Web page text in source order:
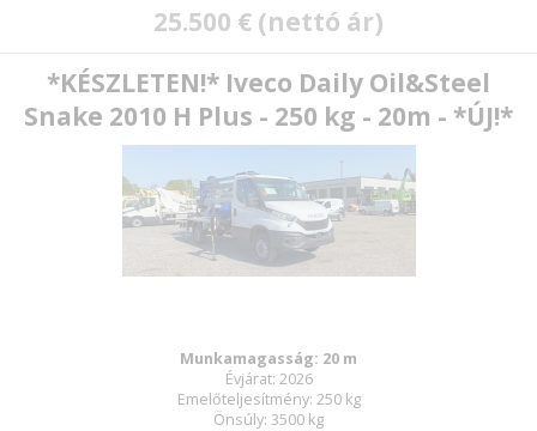
25.500 € (nettó ár)
*KÉSZLETEN!* Iveco Daily Oil&Steel
Snake 2010 H Plus - 250 kg - 20m - *ÚJ!*
Munkamagasság: 20 m
Évjárat: 2026
Emelőteljesítmény: 250 kg
Önsúly: 3500 kg